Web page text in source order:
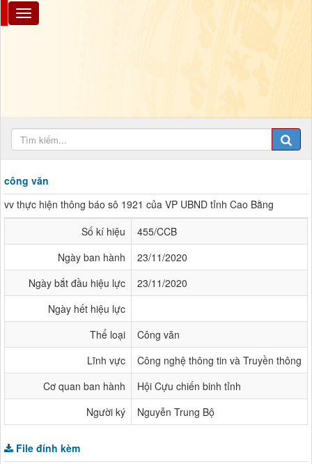
công văn
vv thực hiện thông báo sô 1921 của VP UBND tỉnh Cao Bằng
Số kí hiệu
455/CCB
Ngày ban hành
23/11/2020
Ngày bắt đầu hiệu lực
23/11/2020
Ngày hết hiệu lực
Thể loại
Công văn
Lĩnh vực
Công nghệ thông tin và Truyền thông
Cơ quan ban hành
Hội Cựu chiến binh tỉnh
Người ký
Nguyễn Trung Bộ
File đính kèm